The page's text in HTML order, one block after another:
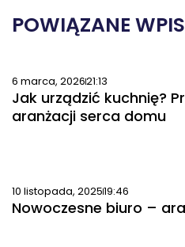
POWIĄZANE
6 marca, 202621:13
Jak urządzić kuchnię?
aranżacji serca domu
10 listopada, 202519:46
Nowoczesne biuro –